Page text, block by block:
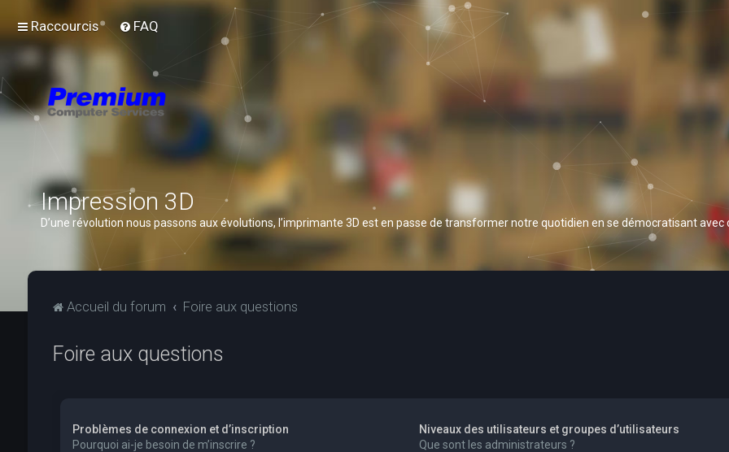
Raccourcis FAQ
Impression 3D
D’une révolution nous passons aux évolutions, l’imprimante 3D est en passe de transformer notre quotidien en se démocratisant
Accueil du forum Foire aux questions
Foire aux questions
Problèmes de connexion et d’inscription
Pourquoi ai-je besoin de m’inscrire ?
Niveaux des utilisateurs et groupes d’utilisateurs
Que sont les administrateurs ?